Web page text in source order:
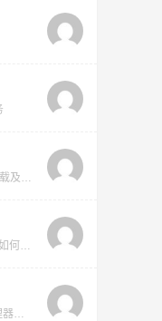
刷成砖
的教程
程